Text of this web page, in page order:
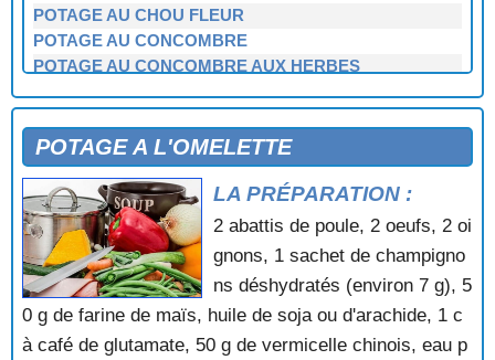
POTAGE AU CHOU FLEUR
POTAGE AU CONCOMBRE
POTAGE AU CONCOMBRE AUX HERBES
POTAGE AU CRESSON ET AU CERFEUIL
POTAGE AU CURRY
POTAGE AU FENOUIL
POTAGE AU PORC ET AUX POUSSES DE BAMBOU
POTAGE AU POTIRON
POTAGE AU POTIRON ET AU JAMBON
POTAGE AU POULET ET AUX CHAMPIGNONS
POTAGE AU POULET ET AUX LEGUMES
POTAGE AU TAPIOCA
POTAGE A L'OMELETTE
LA PRÉPARATION :
2 abattis de poule, 2 oeufs, 2 oi
gnons, 1 sachet de champigno
ns déshydratés (environ 7 g), 5
0 g de farine de maïs, huile de soja ou d'arachide, 1 c
à café de glutamate, 50 g de vermicelle chinois, eau p